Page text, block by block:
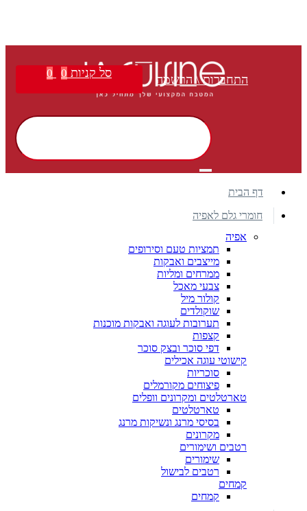
התחברות \ הרשמה סל קניות 0
0
דף הבית
חומרי גלם לאפיה
אפיה
תמציות טעם וסירופים
מייצבים ואבקות
ממרחים ומליות
צבעי מאכל
קולור מיל
שוקולדים
תערובות לעוגה ואבקות מוכנות
קצפות
דפי סוכר ובצק סוכר
קישוטי עוגה אכילים
סוכריות
פיצוחים מקורמלים
טארטלטים ומקרונים וופלים
טארטלטים
בסיסי מרנג ונשיקות מרנג
מקרונים
רטבים ושימורים
שימורים
רטבים לבישול
קמחים
קמחים